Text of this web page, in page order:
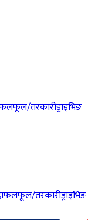
तरकारीड्राइभिङ
फलफूल/तरकारीड्राइभिङ